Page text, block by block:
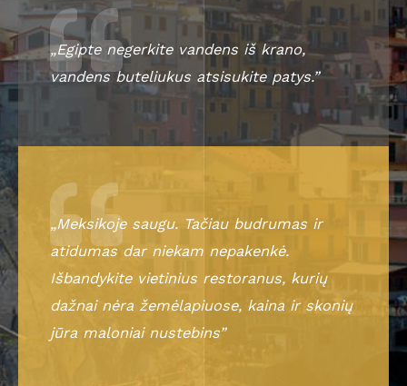
„Egipte negerkite vandens iš krano,
vandens buteliukus atsisukite patys.”
„Meksikoje saugu. Tačiau budrumas ir
atidumas dar niekam nepakenkė.
Išbandykite vietinius restoranus, kurių
dažnai nėra žemėlapiuose, kaina ir skonių
jūra maloniai nustebins”